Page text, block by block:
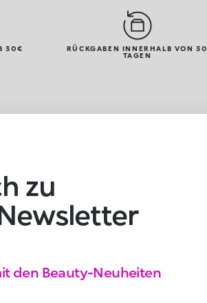
30€
RÜCKGABEN INNERHALB VON 30
TAGEN
zu
den Beauty-Neuheiten